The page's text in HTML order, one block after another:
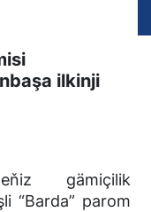
ilkinji
gämiçilik
“Barda” parom